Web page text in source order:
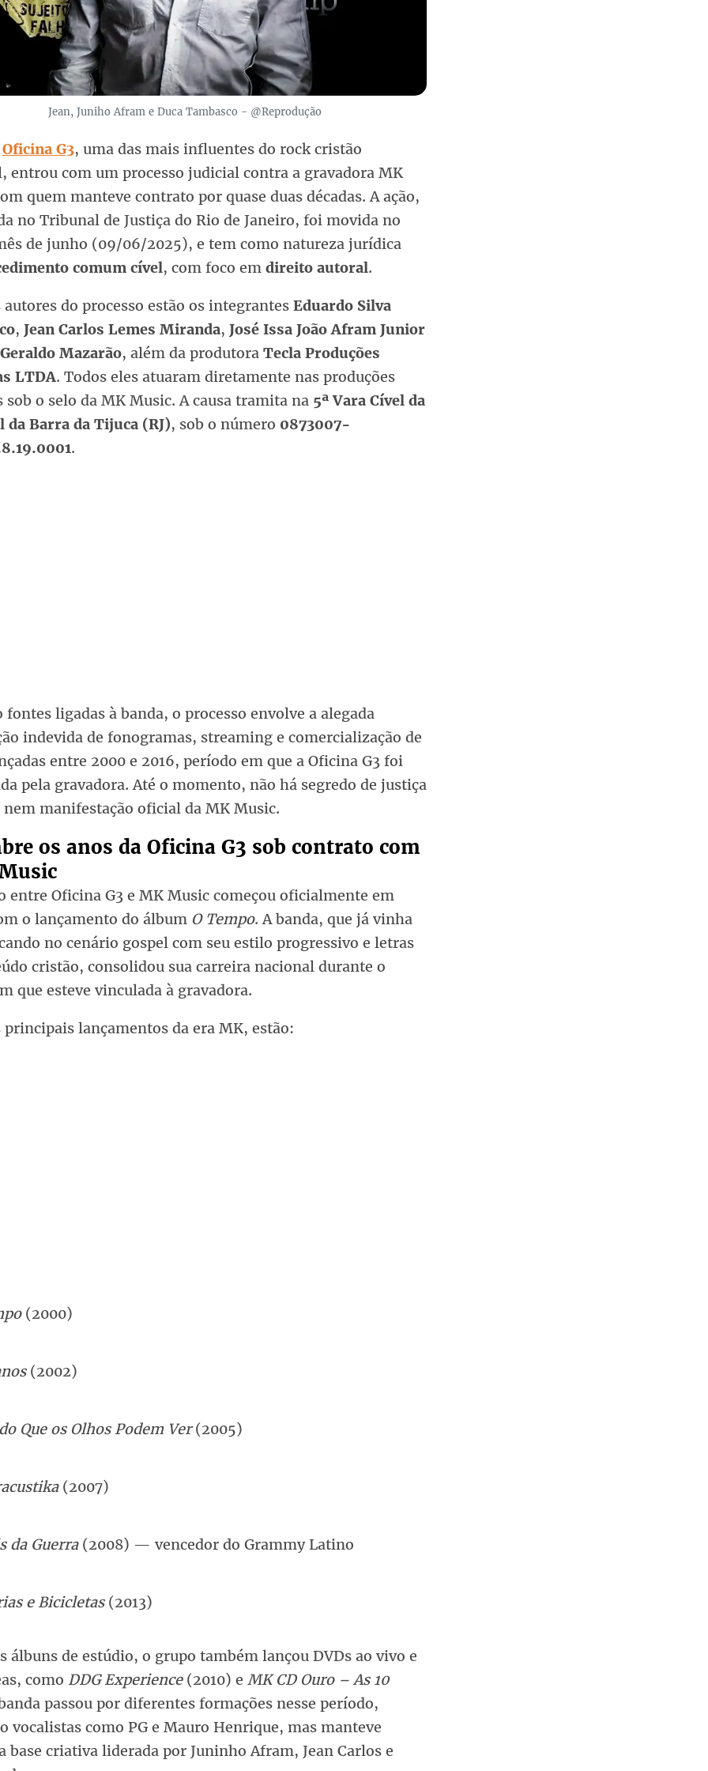
Jean, Juniho Afram e Duca Tambasco - @Reprodução
Oficina G3, uma das mais influentes do rock cristão
entrou com um processo judicial contra a gravadora MK
quem manteve contrato por quase duas décadas. A ação,
no Tribunal de Justiça do Rio de Janeiro, foi movida no
de junho (09/06/2025), e tem como natureza jurídica
comum cível, com foco em direito autoral.
autores do processo estão os integrantes Eduardo Silva
, Jean Carlos Lemes Miranda, José Issa João Afram Junior
Mazarão, além da produtora Tecla Produções
LTDA. Todos eles atuaram diretamente nas produções
sob o selo da MK Music. A causa tramita na 5ª Vara Cível da
da Barra da Tijuca (RJ), sob o número 0873007-
.
fontes ligadas à banda, o processo envolve a alegada
indevida de fonogramas, streaming e comercialização de
entre 2000 e 2016, período em que a Oficina G3 foi
pela gravadora. Até o momento, não há segredo de justiça
nem manifestação oficial da MK Music.
os anos da Oficina G3 sob contrato com
entre Oficina G3 e MK Music começou oficialmente em
o lançamento do álbum O Tempo. A banda, que já vinha
no cenário gospel com seu estilo progressivo e letras
cristão, consolidou sua carreira nacional durante o
que esteve vinculada à gravadora.
principais lançamentos da era MK, estão:
(2000)
(2002)
Que os Olhos Podem Ver(2005)
(2007)
da Guerra(2008) — vencedor do Grammy Latino
e Bicicletas(2013)
álbuns de estúdio, o grupo também lançou DVDs ao vivo e
como DDG Experience(2010) e MK CD Ouro – As 10
passou por diferentes formações nesse período,
vocalistas como PG e Mauro Henrique, mas manteve
base criativa liderada por Juninho Afram, Jean Carlos e